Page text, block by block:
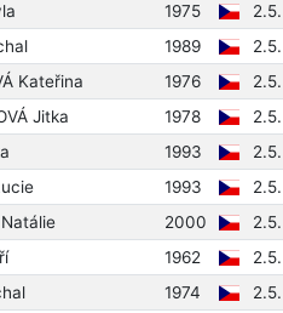
1975
1989
Kateřina 1976
Jitka 1978
1993
1993
Natálie 2000
1962
1974